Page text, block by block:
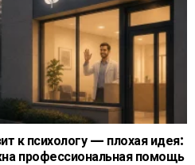
к психологу — плохая идея:
профессиональная помощь